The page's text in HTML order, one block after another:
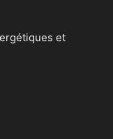
et